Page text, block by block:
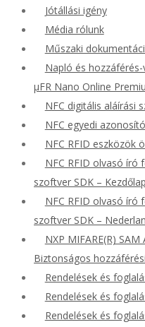
Jótállási igény
Média rólunk
Műszaki
Napló és
μFR Nano Online
NFC digitális aláírási
NFC egyedi
NFC RFID eszközök
NFC RFID olvasó író
szoftver SDK – Kezdőlap
NFC RFID olvasó író
szoftver SDK –
NXP MIFARE(R)
Biztonságos
Rendelések és
Rendelések és
Rendelések és